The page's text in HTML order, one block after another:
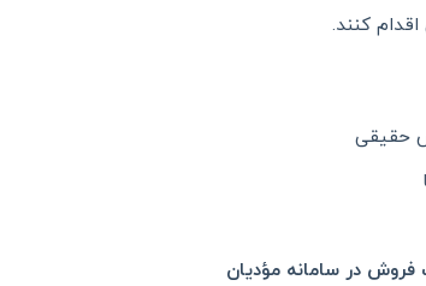
کنند.
حقیقی
در سامانه مؤدیان